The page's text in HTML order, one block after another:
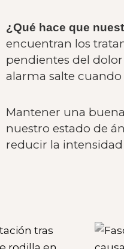
¿Qué hace que
encuentran los
pendientes del
alarma salte
Mantener una
nuestro estado de
reducir la